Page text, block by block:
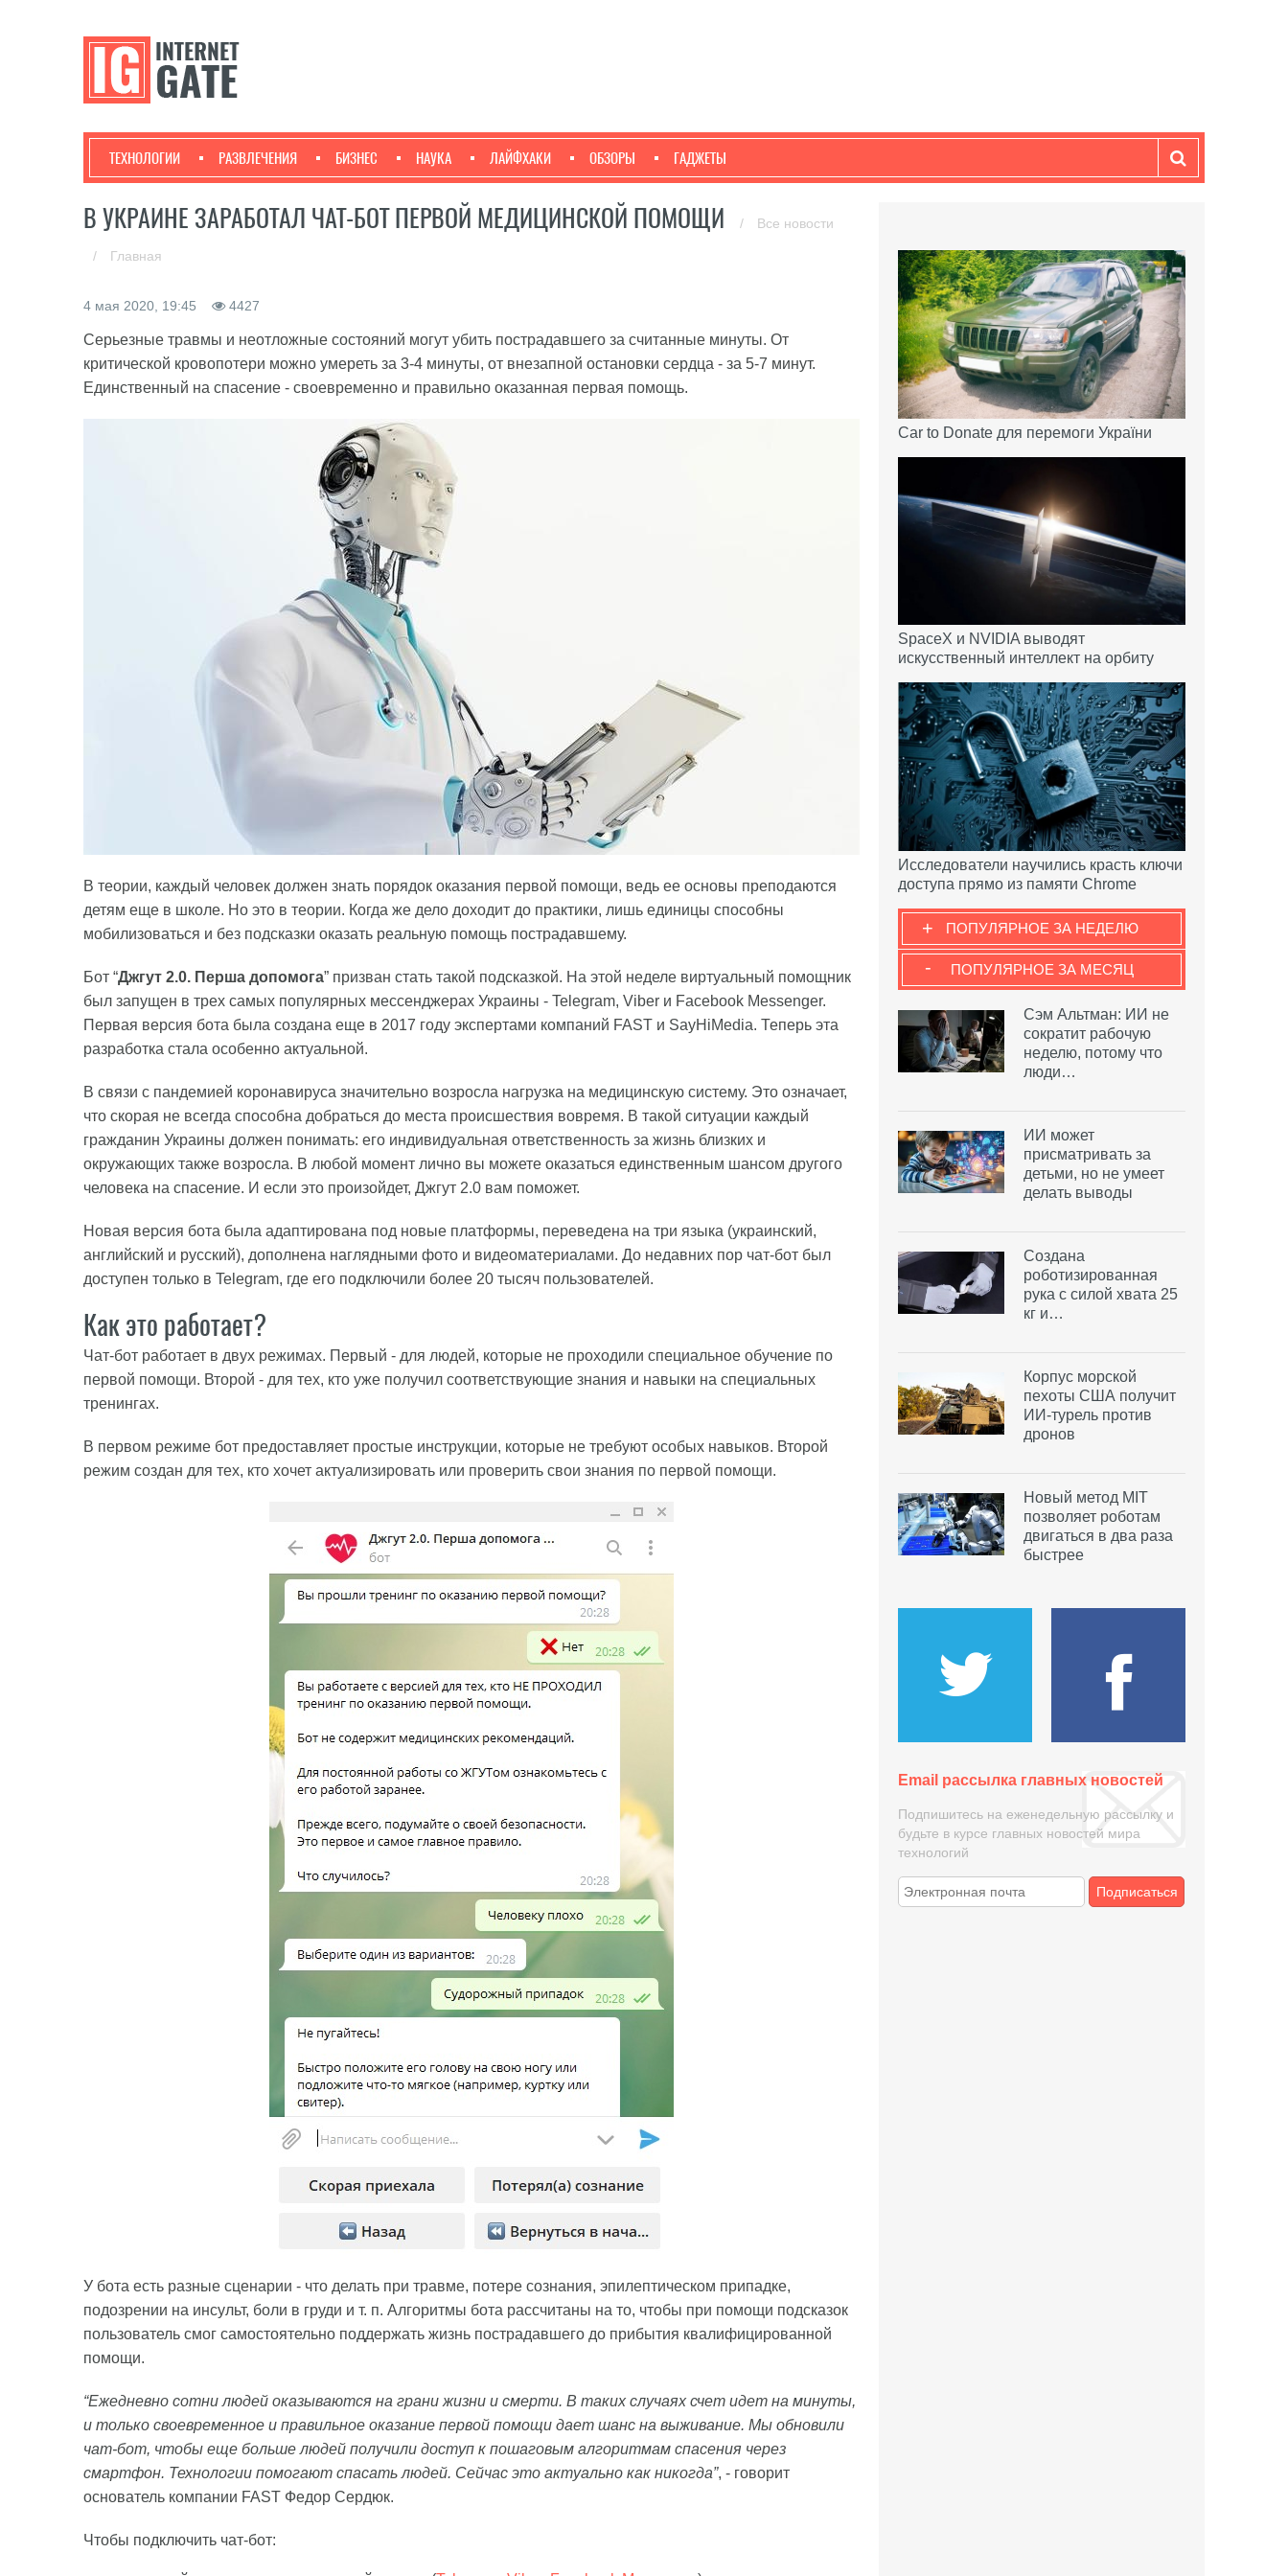
ТЕХНОЛОГИИ РАЗВЛЕЧЕНИЯ БИЗНЕС НАУКА ЛАЙФХАКИ ОБЗОРЫ ГАДЖЕТЫ
В УКРАИНЕ ЗАРАБОТАЛ ЧАТ-БОТ ПЕРВОЙ МЕДИЦИНСКОЙ ПОМОЩИ / Все новости
/ Главная
4 мая 2020, 19:45 4427
Серьезные травмы и неотложные состояний могут убить пострадавшего за считанные минуты. От
критической кровопотери можно умереть за 3-4 минуты, от внезапной остановки сердца - за 5-7 минут.
Единственный на спасение - своевременно и правильно оказанная первая помощь.
В теории, каждый человек должен знать порядок оказания первой помощи, ведь ее основы преподаются
детям еще в школе. Но это в теории. Когда же дело доходит до практики, лишь единицы способны
мобилизоваться и без подсказки оказать реальную помощь пострадавшему.
Бот “Джгут 2.0. Перша допомога” призван стать такой подсказкой. На этой неделе виртуальный помощник
был запущен в трех самых популярных мессенджерах Украины - Telegram, Viber и Facebook Messenger.
Первая версия бота была создана еще в 2017 году экспертами компаний FAST и SayHiMedia. Теперь эта
разработка стала особенно актуальной.
В связи с пандемией коронавируса значительно возросла нагрузка на медицинскую систему. Это означает,
что скорая не всегда способна добраться до места происшествия вовремя. В такой ситуации каждый
гражданин Украины должен понимать: его индивидуальная ответственность за жизнь близких и
окружающих также возросла. В любой момент лично вы можете оказаться единственным шансом другого
человека на спасение. И если это произойдет, Джгут 2.0 вам поможет.
Новая версия бота была адаптирована под новые платформы, переведена на три языка (украинский,
английский и русский), дополнена наглядными фото и видеоматериалами. До недавних пор чат-бот был
доступен только в Telegram, где его подключили более 20 тысяч пользователей.
Как это работает?
Чат-бот работает в двух режимах. Первый - для людей, которые не проходили специальное обучение по
первой помощи. Второй - для тех, кто уже получил соответствующие знания и навыки на специальных
тренингах.
В первом режиме бот предоставляет простые инструкции, которые не требуют особых навыков. Второй
режим создан для тех, кто хочет актуализировать или проверить свои знания по первой помощи.
У бота есть разные сценарии - что делать при травме, потере сознания, эпилептическом припадке,
подозрении на инсульт, боли в груди и т. п. Алгоритмы бота рассчитаны на то, чтобы при помощи подсказок
пользователь смог самостоятельно поддержать жизнь пострадавшего до прибытия квалифицированной
помощи.
“Ежедневно сотни людей оказываются на грани жизни и смерти. В таких случаях счет идет на минуты,
и только своевременное и правильное оказание первой помощи дает шанс на выживание. Мы обновили
чат-бот, чтобы еще больше людей получили доступ к пошаговым алгоритмам спасения через
смартфон. Технологии помогают спасать людей. Сейчас это актуально как никогда”, - говорит
основатель компании FAST Федор Сердюк.
Чтобы подключить чат-бот:
Car to Donate для перемоги України
SpaceX и NVIDIA выводят
искусственный интеллект на орбиту
Исследователи научились красть ключи
доступа прямо из памяти Chrome
ПОПУЛЯРНОЕ ЗА НЕДЕЛЮ
+
ПОПУЛЯРНОЕ ЗА МЕСЯЦ
-
Сэм Альтман: ИИ не
сократит рабочую
неделю, потому что
люди…
ИИ может
присматривать за
детьми, но не умеет
делать выводы
Создана
роботизированная
рука с силой хвата 25
кг и…
Корпус морской
пехоты США получит
ИИ-турель против
дронов
Новый метод MIT
позволяет роботам
двигаться в два раза
быстрее
Email рассылка главных новостей
Подпишитесь на еженедельную рассылку и
будьте в курсе главных новостей мира
технологий
Подписаться